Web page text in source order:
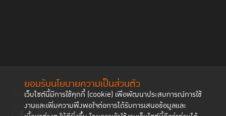
ยอมรับนโยบายความเป็นส่วนตัว
เว็บไซต์นี้มีการใช้คุกกี้ (cookie) เพื่อพัฒนาประสบการณ์การใช้
งานและเพิ่มความพึงพอใจต่อการได้รับการเสนอข้อมูลและ
Follow us